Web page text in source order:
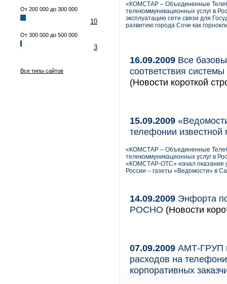
От 200 000 до 300 000
10
От 300 000 до 500 000
3
Все типы сайтов
«КОМСТАР – Объединенные
телекоммуникационных услуг в
эксплуатацию сети связи для
развитию города Сочи как
16.09.2009 Все
соответствия
(Новости короткой
15.09.2009
телефонии известной
«КОМСТАР – Объединенные
телекоммуникационных услуг в
«КОМСТАР-ОТС» начал оказание
России – газеты «Ведомости» в
14.09.2009 Энфорта
РОСНО (Новости
07.09.2009 АМТ-ГРУП
расходов на
корпоративных